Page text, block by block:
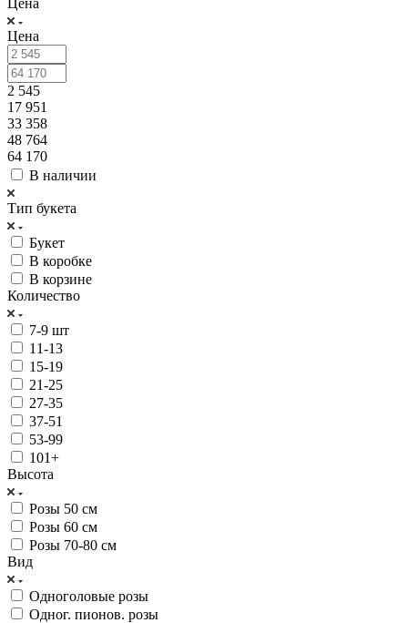
Цена
2 545
17 951
33 358
48 764
64 170
В наличии
Тип букета
Букет
В коробке
В корзине
Количество
7-9 шт
11-13
15-19
21-25
27-35
37-51
53-99
101+
Высота
Розы 50 см
Розы 60 см
Розы 70-80 см
Вид
Одноголовые розы
Одног. пионов. розы